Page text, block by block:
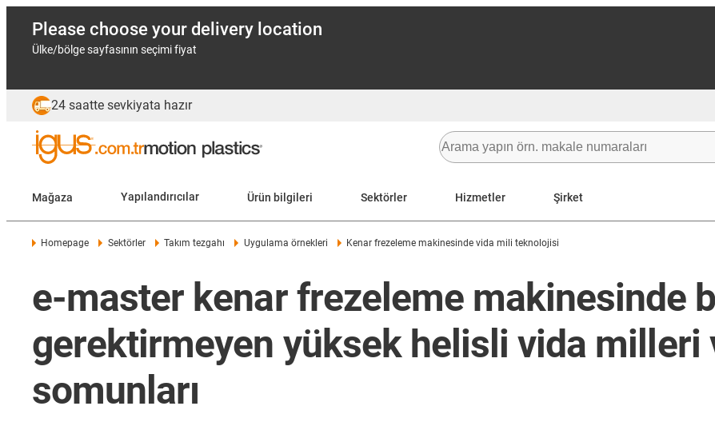
Please choose your delivery location
Ülke/bölge sayfasının seçimi fiyat
24 saatte sevkiyata hazır
Mağaza Yapılandırıcılar Ürün bilgileri Sektörler Hizmetler Şirket
Homepage Sektörler Takım tezgahı Uygulama örnekleri Kenar frezeleme makinesinde vida mili teknolojisi
e-master kenar frezeleme makinesinde
gerektirmeyen yüksek helisli vida milleri
somunları